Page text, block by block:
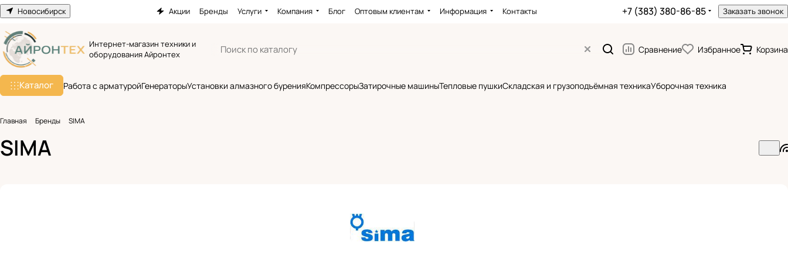
Новосибирск Акции Бренды Услуги Компания Блог Оптовым клиентам Информация Контакты +7 (383) 380-86-85 Заказать звонок
Интернет-магазин техники и
оборудования Айронтех
Сравнение Избранное Корзина
Каталог Работа с арматуройГенераторыУстановки алмазного буренияКомпрессорыЗатирочные машиныТепловые пушкиСкладская и грузоподъёмная техникаУборочная техника
Главная Бренды SIMA
SIMA